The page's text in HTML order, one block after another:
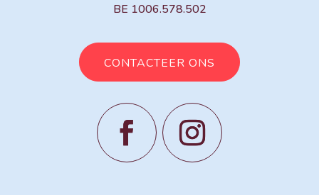
BE 1006.578.502
CONTACTEER ONS